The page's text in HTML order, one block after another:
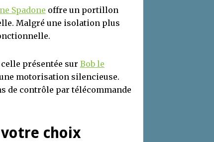
Spadone offre un portillon
Malgré une isolation plus
présentée sur Bob le
motorisation silencieuse.
de contrôle par télécommande
choix